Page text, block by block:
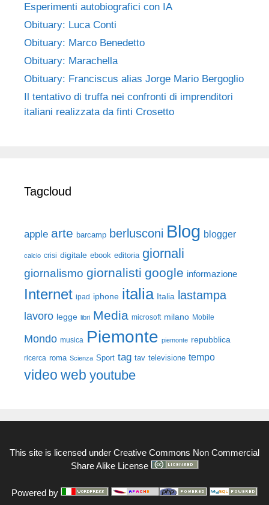
Esperimenti autobiografici con IA
Obituary: Luca Conti
Obituary: Marco Benedetto
Obituary: Marachella
Obituary: Franciscus alias Jorge Mario Bergoglio
Il tentativo di truffa nei confronti di imprenditori
italiani realizzata da finti Crosetto
Tagcloud
apple arte barcamp berlusconi Blog blogger
calcio crisi digitale ebook editoria giornali
giornalismo giornalisti google informazione
Internet ipad iphone italia Italia lastampa
lavoro legge libri Media microsoft milano Mobile
Mondo musica Piemonte piemonte repubblica
ricerca roma Scienza Sport tag tav televisione tempo
video web youtube
This site is licensed under Creative Commons Non Commercial
Share Alike License
Powered by